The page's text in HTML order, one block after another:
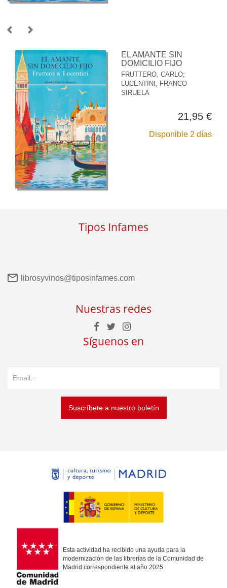
EL AMANTE SIN
DOMICILIO FIJO
FRUTTERO, CARLO;
LUCENTINI, FRANCO
SIRUELA
21,95 €
Disponible 2 días
Tipos Infames
librosyvinos@tiposinfames.com
Nuestras redes
Síguenos en
Suscríbete a nuestro boletín
Esta actividad ha recibido una ayuda para la
modernización de las librerías de la Comunidad de
Madrid correspondiente al año 2025